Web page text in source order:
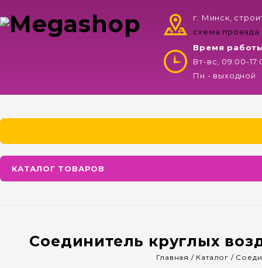
г. Минск,
схема проезда
Время
Вт-вс, 09:00-
Пн - выходной
КАТАЛОГ ТОВАРОВ
Соединитель круглых
Главная / Каталог /